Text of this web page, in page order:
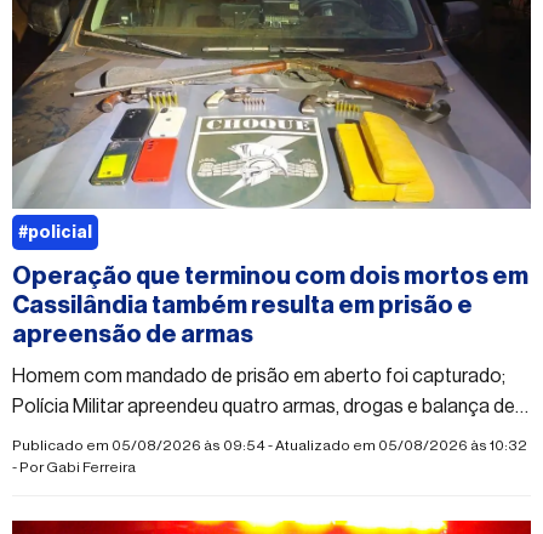
Operação que terminou com dois mortos em
Cassilândia também resulta em prisão e
apreensão de armas
Homem com mandado de prisão em aberto foi capturado;
Polícia Militar apreendeu quatro armas, drogas e balança de
precisão
Publicado em 05/08/2026 às 09:54 - Atualizado em 05/08/2026 às 10:32
- PorGabi Ferreira
#policial